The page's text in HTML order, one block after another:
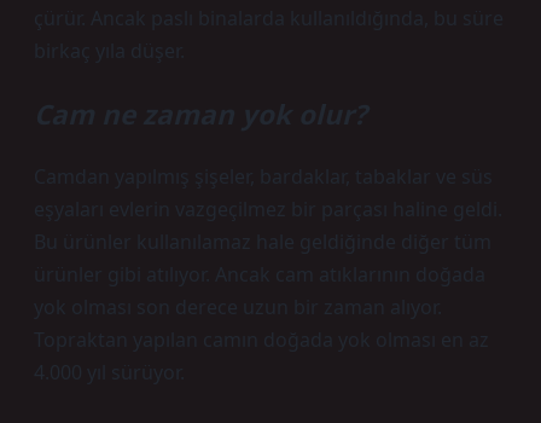
çürür. Ancak paslı binalarda kullanıldığında, bu süre
birkaç yıla düşer.
Cam ne zaman yok olur?
Camdan yapılmış şişeler, bardaklar, tabaklar ve süs
eşyaları evlerin vazgeçilmez bir parçası haline geldi.
Bu ürünler kullanılamaz hale geldiğinde diğer tüm
ürünler gibi atılıyor. Ancak cam atıklarının doğada
yok olması son derece uzun bir zaman alıyor.
Topraktan yapılan camın doğada yok olması en az
4.000 yıl sürüyor.